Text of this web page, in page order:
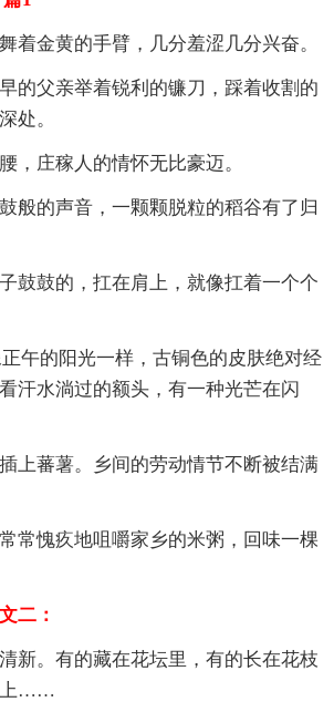
着金黄的手臂，几分羞涩几分兴奋。
的父亲举着锐利的镰刀，踩着收割的
处。
，庄稼人的情怀无比豪迈。
般的声音，一颗颗脱粒的稻谷有了归
鼓鼓的，扛在肩上，就像扛着一个个
午的阳光一样，古铜色的皮肤绝对经
汗水淌过的额头，有一种光芒在闪
上蕃薯。乡间的劳动情节不断被结满
常愧疚地咀嚼家乡的米粥，回味一棵
二：
新。有的藏在花坛里，有的长在花枝
上……